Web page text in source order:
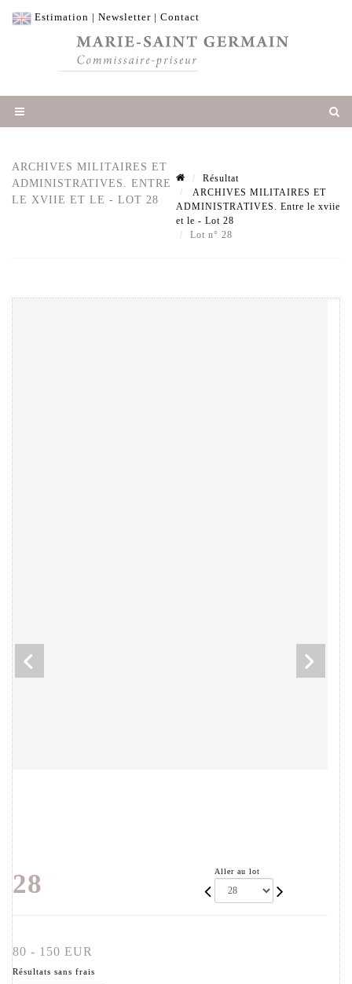
Estimation | Newsletter | Contact
ARCHIVES MILITAIRES ET
ADMINISTRATIVES. ENTRE
LE XVIIE ET LE - LOT 28
Résultat
ARCHIVES MILITAIRES ET
ADMINISTRATIVES. Entre le xviie
et le - Lot 28
Lot n° 28
28 Aller au lot
80 - 150 EUR
Résultats sans frais